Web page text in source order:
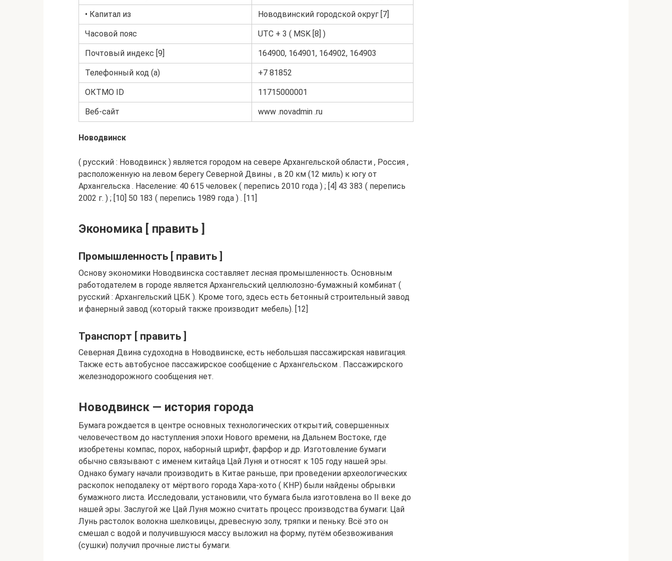
• Капитал из Новодвинский городской округ [7]
Часовой пояс UTC + 3 ( MSK [8] )
Почтовый индекс [9] 164900, 164901, 164902, 164903
Телефонный код (а) +7 81852
ОКТМО ID 11715000001
Веб-сайт www .novadmin .ru
Новодвинск
( русский : Новодвинск ) является городом на севере Архангельской области , Россия ,
расположенную на левом берегу Северной Двины , в 20 км (12 миль) к югу от
Архангельска . Население: 40 615 человек ( перепись 2010 года ) ; [4] 43 383 ( перепись
2002 г. ) ; [10] 50 183 ( перепись 1989 года ) . [11]
Экономика [ править ]
Промышленность [ править ]
Основу экономики Новодвинска составляет лесная промышленность. Основным
работодателем в городе является Архангельский целлюлозно-бумажный комбинат (
русский : Архангельский ЦБК ). Кроме того, здесь есть бетонный строительный завод
и фанерный завод (который также производит мебель). [12]
Транспорт [ править ]
Северная Двина судоходна в Новодвинске, есть небольшая пассажирская навигация.
Также есть автобусное пассажирское сообщение с Архангельском . Пассажирского
железнодорожного сообщения нет.
Новодвинск — история города
Бумага рождается в центре основных технологических открытий, совершенных
человечеством до наступления эпохи Нового времени, на Дальнем Востоке, где
изобретены компас, порох, наборный шрифт, фарфор и др. Изготовление бумаги
обычно связывают с именем китайца Цай Луня и относят к 105 году нашей эры.
Однако бумагу начали производить в Китае раньше, при проведении археологических
раскопок неподалеку от мёртвого города Хара-хото ( КНР) были найдены обрывки
бумажного листа. Исследовали, установили, что бумага была изготовлена во II веке до
нашей эры. Заслугой же Цай Луня можно считать процесс производства бумаги: Цай
Лунь растолок волокна шелковицы, древесную золу, тряпки и пеньку. Всё это он
смешал с водой и получившуюся массу выложил на форму, путём обезвоживания
(сушки) получил прочные листы бумаги.